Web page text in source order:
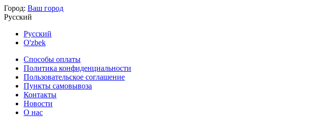
Город: Ваш город
Русский
Русский
O'zbek
Способы оплаты
Политика конфиденциальности
Пользовательское соглашение
Пункты самовывоза
Контакты
Новости
О нас